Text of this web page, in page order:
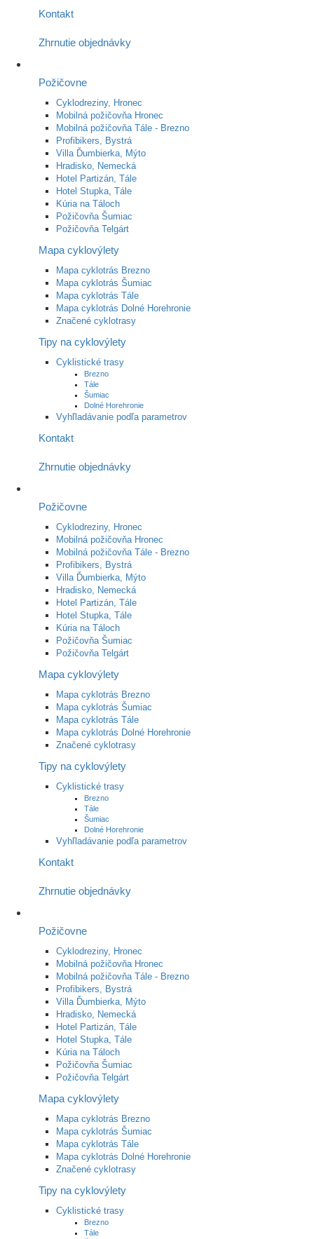
Kontakt
Zhrnutie objednávky
Požičovne
Cyklodreziny, Hronec
Mobilná požičovňa Hronec
Mobilná požičovňa Tále - Brezno
Profibikers, Bystrá
Villa Ďumbierka, Mýto
Hradisko, Nemecká
Hotel Partizán, Tále
Hotel Stupka, Tále
Kúria na Táloch
Požičovňa Šumiac
Požičovňa Telgárt
Mapa cyklovýlety
Mapa cyklotrás Brezno
Mapa cyklotrás Šumiac
Mapa cyklotrás Tále
Mapa cyklotrás Dolné Horehronie
Značené cyklotrasy
Tipy na cyklovýlety
Cyklistické trasy
Brezno
Tále
Šumiac
Dolné Horehronie
Vyhľladávanie podľa parametrov
Kontakt
Zhrnutie objednávky
Požičovne
Cyklodreziny, Hronec
Mobilná požičovňa Hronec
Mobilná požičovňa Tále - Brezno
Profibikers, Bystrá
Villa Ďumbierka, Mýto
Hradisko, Nemecká
Hotel Partizán, Tále
Hotel Stupka, Tále
Kúria na Táloch
Požičovňa Šumiac
Požičovňa Telgárt
Mapa cyklovýlety
Mapa cyklotrás Brezno
Mapa cyklotrás Šumiac
Mapa cyklotrás Tále
Mapa cyklotrás Dolné Horehronie
Značené cyklotrasy
Tipy na cyklovýlety
Cyklistické trasy
Brezno
Tále
Šumiac
Dolné Horehronie
Vyhľladávanie podľa parametrov
Kontakt
Zhrnutie objednávky
Požičovne
Cyklodreziny, Hronec
Mobilná požičovňa Hronec
Mobilná požičovňa Tále - Brezno
Profibikers, Bystrá
Villa Ďumbierka, Mýto
Hradisko, Nemecká
Hotel Partizán, Tále
Hotel Stupka, Tále
Kúria na Táloch
Požičovňa Šumiac
Požičovňa Telgárt
Mapa cyklovýlety
Mapa cyklotrás Brezno
Mapa cyklotrás Šumiac
Mapa cyklotrás Tále
Mapa cyklotrás Dolné Horehronie
Značené cyklotrasy
Tipy na cyklovýlety
Cyklistické trasy
Brezno
Tále